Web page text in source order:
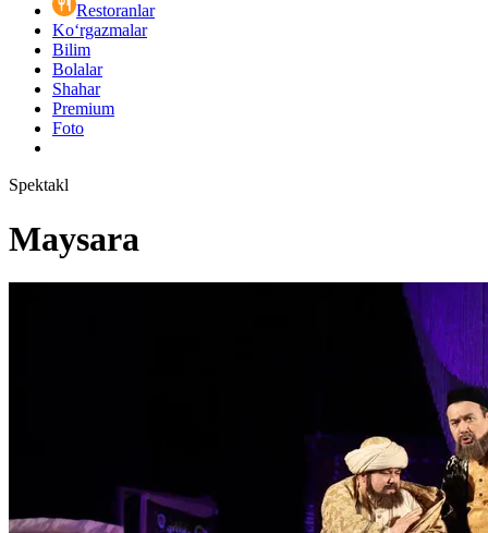
Restoranlar
Ko‘rgazmalar
Bilim
Bolalar
Shahar
Premium
Foto
Spektakl
Maysara